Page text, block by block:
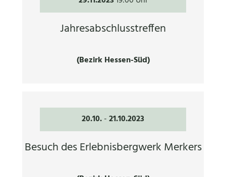
Jahresabschlusstreffen
(Bezirk Hessen-Süd)
20.10.-21.10.2023
Besuch des Erlebnisbergwerk Merkers